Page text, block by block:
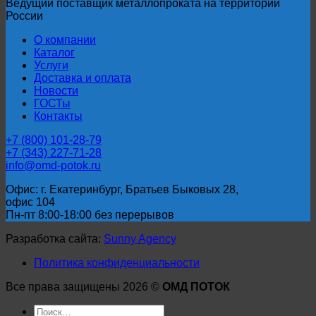
Ведущий поставщик металлопроката на территории
России
О компании
Каталог
Услуги
Доставка и оплата
Новости
ГОСТы
Контакты
+7 (800) 101-28-79
+7 (343) 227-71-28
info@omd-potok.ru
Офис: г. Екатеринбург, Братьев Быковых 28,
офис 104
Пн-пт 8:00-18:00 без перерывов
Разработка сайта: Sunny Agency
Политика конфиденциальности
Все права защищены 2026 © ОМД ПОТОК
Искать: